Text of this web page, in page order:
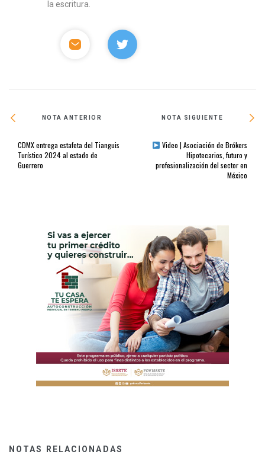
la escritura.
NOTA ANTERIOR
CDMX entrega estafeta del Tianguis
Turístico 2024 al estado de
Guerrero
NOTA SIGUIENTE
Video | Asociación de Brókers
Hipotecarios, futuro y
profesionalización del sector en
México
NOTAS RELACIONADAS